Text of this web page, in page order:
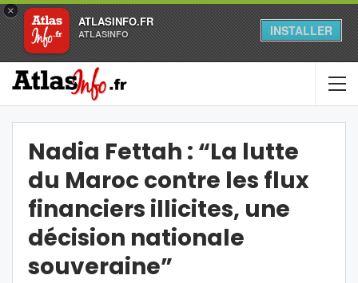
×
ATLASINFO.FR
ATLASINFO INSTALLER
Nadia Fettah : “La lutte
du Maroc contre les flux
financiers illicites, une
décision nationale
souveraine”